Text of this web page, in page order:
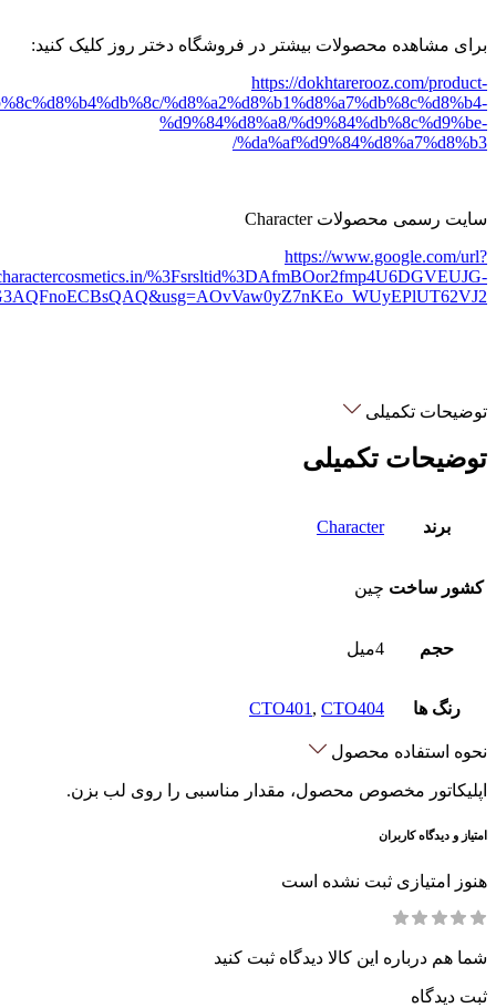
برای مشاهده محصولات بیشتر در فروشگاه دختر روز کلیک کنید:
https://dokhtarerooz.com/product-
%d8%a2%d8%b1%d8%a7%db%8c%d8%b4-
%d9%84%d8%a8/%d9%84%db%8c%d9%be-
%da%af%d9%84%d8%a7%d8%b3/
سایت رسمی محصولات Character
https://www.google.com/url?
%3Fsrsltid%3DAfmBOor2fmp4U6DGVEUJG-
توضیحات تکمیلی
توضیحات تکمیلی
برند Character
کشور ساخت چین
حجم 4میل
رنگ ها CTO401 , CTO404
نحوه استفاده محصول
اپلیکاتور مخصوص محصول، مقدار مناسبی را روی لب بزن.
امتیاز و دیدگاه کاربران
هنوز امتیازی ثبت نشده است
شما هم درباره این کالا دیدگاه ثبت کنید
ثبت دیدگاه